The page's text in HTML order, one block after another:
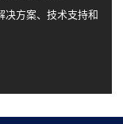
决方案、技术支持和